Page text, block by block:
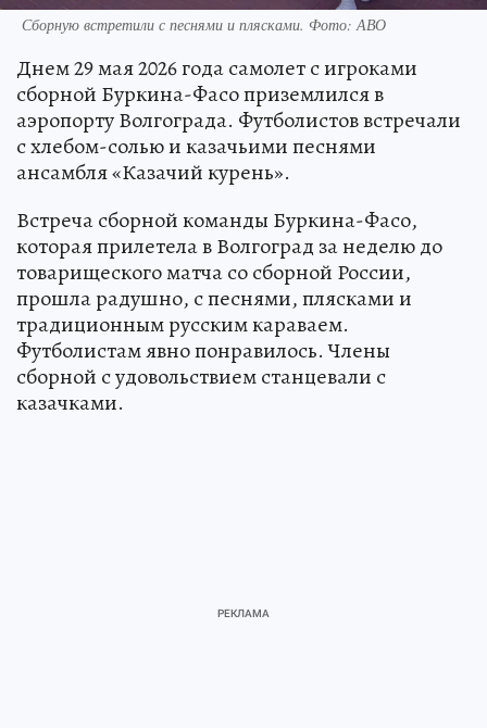
Сборную встретили с песнями и плясками. Фото: АВО
Днем 29 мая 2026 года самолет с игроками
сборной Буркина-Фасо приземлился в
аэропорту Волгограда. Футболистов встречали
с хлебом-солью и казачьими песнями
ансамбля «Казачий курень».
Встреча сборной команды Буркина-Фасо,
которая прилетела в Волгоград за неделю до
товарищеского матча со сборной России,
прошла радушно, с песнями, плясками и
традиционным русским караваем.
Футболистам явно понравилось. Члены
сборной с удовольствием станцевали с
казачками.